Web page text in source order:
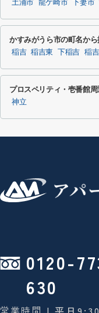
土浦市 龍ケ崎市 下妻市
かすみがうら市の町名から
稲吉 稲吉東 下稲吉 稲
プロスペリティ・壱番館
神立
0120-
630
営業時間